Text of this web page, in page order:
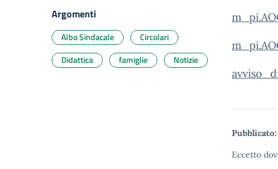
Pubblicato:
Eccetto
Argomenti
Albo Sindacale
Circolari
Didattica
famiglie Notizie